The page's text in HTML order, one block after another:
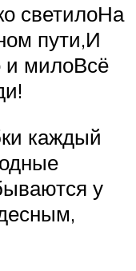
светилоНа
пути,И
и милоВсё
каждый
у